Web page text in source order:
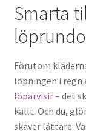
Smarta
Förutom
löpningen i regn
löparvisir– det
kallt. Och du,
skaver lättare.